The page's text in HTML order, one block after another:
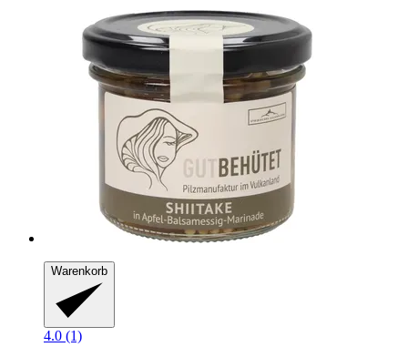
Warenkorb
4.0 (1)